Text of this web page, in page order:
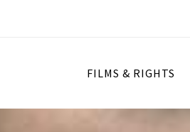
FILMS & RIGHTS